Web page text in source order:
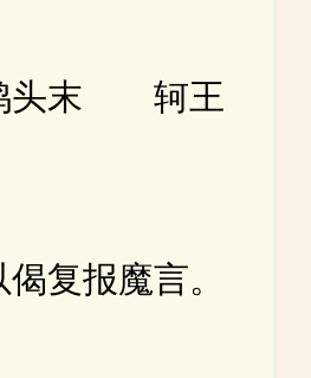
末 轲王
报魔言。